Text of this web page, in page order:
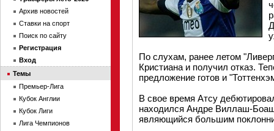
По слухам, ранее летом
Кристиана и получил отказ.
предложение готов и
В свое время Атсу
находился Андре Виллаш-
являющийся большим
Архив новостей
Ставки на спорт
Поиск по сайту
Регистрация
Вход
Темы
Премьер-Лига
Кубок Англии
Кубок Лиги
Лига Чемпионов